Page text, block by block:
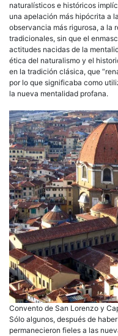
naturalísticos e históricos
una apelación más hipócrita a
observancia más rigurosa, a la
tradicionales, sin que el
actitudes nacidas de la
ética del naturalismo y el
en la tradición clásica, que
por lo que significaba como
la nueva mentalidad profana.
Convento de San Lorenzo y
Sólo algunos, después de
permanecieron fieles a las